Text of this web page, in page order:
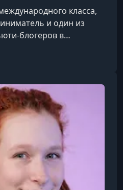
класса,
и один из
блогеров в
В индустрии красоты